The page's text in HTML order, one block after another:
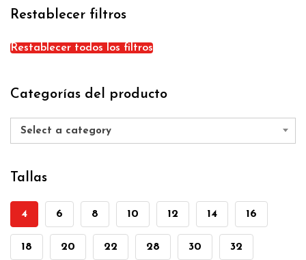
Restablecer filtros
Restablecer todos los filtros
Categorías del producto
Select a category
Tallas
4 6 8 10 12 14 16
18 20 22 28 30 32